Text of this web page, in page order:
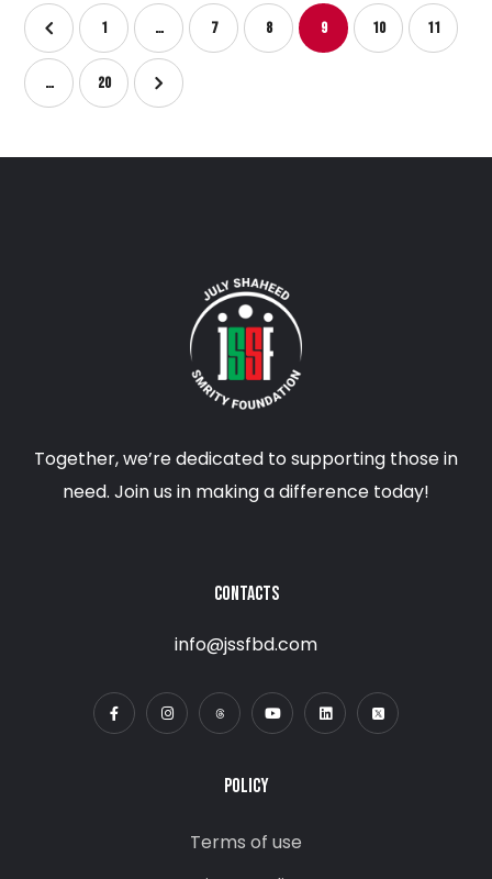
1 … 7 8 9 10 11
… 20
Together, we’re dedicated to supporting those in
need. Join us in making a difference today!
CONTACTS
info@jssfbd.com
POLICY
Terms of use